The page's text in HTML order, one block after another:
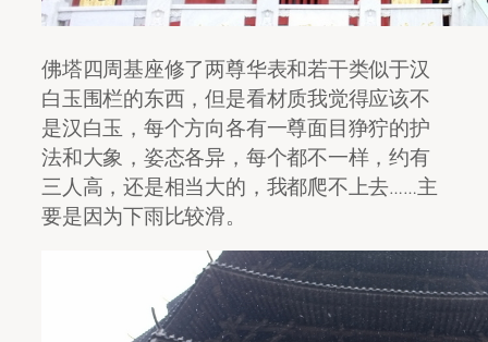
佛塔四周基座修了两尊华表和若干类似于汉
白玉围栏的东西，但是看材质我觉得应该不
是汉白玉，每个方向各有一尊面目狰狞的护
法和大象，姿态各异，每个都不一样，约有
三人高，还是相当大的，我都爬不上去……主
要是因为下雨比较滑。